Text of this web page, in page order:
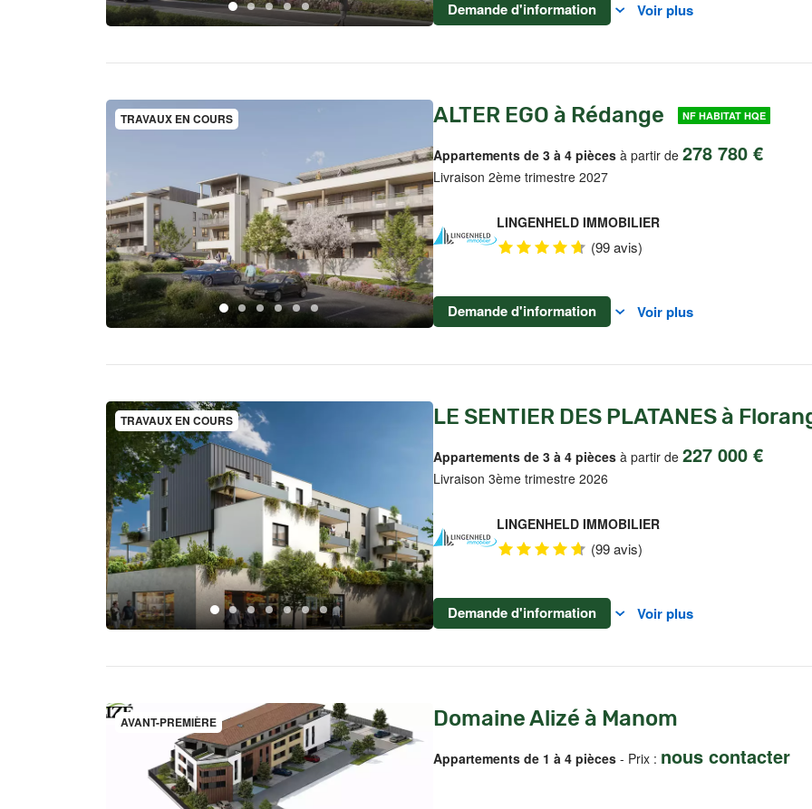
Demande d'information Voir plus
TRAVAUX EN COURS ALTER EGO à Rédange NF HABITAT HQE
Appartements de 3 à 4 pièces à partir de 278 780 €
Livraison 2ème trimestre 2027
LINGENHELD IMMOBILIER
(99 avis)
Demande d'information Voir plus
TRAVAUX EN COURS LE SENTIER DES PLATANES à
Appartements de 3 à 4 pièces à partir de 227 000 €
Livraison 3ème trimestre 2026
LINGENHELD IMMOBILIER
(99 avis)
Demande d'information Voir plus
AVANT-PREMIÈRE Domaine Alizé à Manom
Appartements de 1 à 4 pièces - Prix : nous contacter